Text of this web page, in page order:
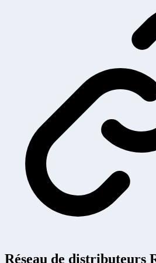
Réseau de distributeurs